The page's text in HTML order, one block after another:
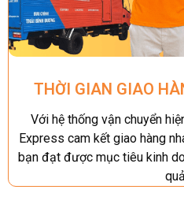
THỜI GIAN GIAO
Với hệ thống vận chuyển
Express cam kết giao hàng
bạn đạt được mục tiêu kinh